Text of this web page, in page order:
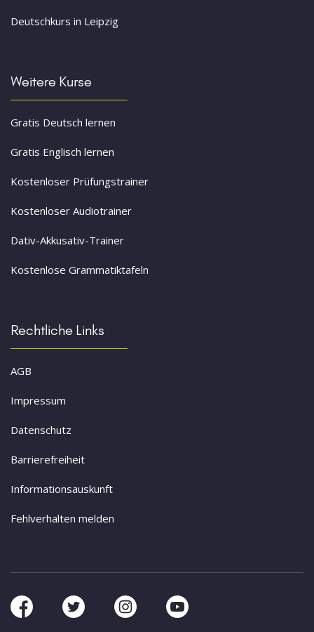
Deutschkurs in Leipzig
Weitere Kurse
Gratis Deutsch lernen
Gratis Englisch lernen
Kostenloser Prüfungstrainer
Kostenloser Audiotrainer
Dativ-Akkusativ-Trainer
Kostenlose Grammatiktafeln
Rechtliche Links
AGB
Impressum
Datenschutz
Barrierefreiheit
Informationsauskunft
Fehlverhalten melden